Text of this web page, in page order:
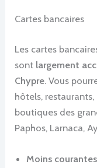
Cartes bancaires
Les cartes
sont largement
Chypre. Vous
hôtels,
boutiques des
Paphos, Larnaca,
Moins